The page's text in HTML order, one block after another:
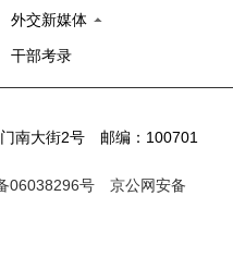
外交新媒体
干部考录
南大街2号 邮编：100701
06038296号
京公网安备